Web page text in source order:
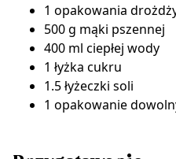
1 opakowania
500 g mąki pszennej
400 ml ciepłej wody
1 łyżka cukru
1.5 łyżeczki soli
1 opakowanie